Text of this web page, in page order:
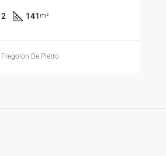
2 141m²
De Pietro